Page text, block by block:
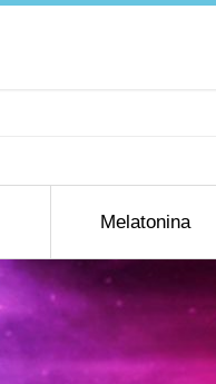
Melatonina